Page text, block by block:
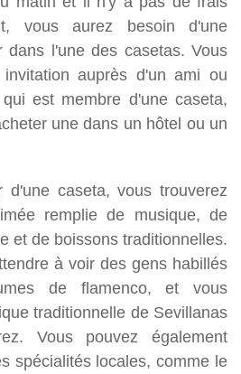
vous aurez besoin d'une
dans l'une des casetas. Vous
auprès d'un ami ou
est membre d'une caseta,
une dans un hôtel ou un
d'une caseta, vous trouverez
remplie de musique, de
et de boissons traditionnelles.
à voir des gens habillés
de flamenco, et vous
traditionnelle de Sevillanas
Vous pouvez également
spécialités locales, comme le